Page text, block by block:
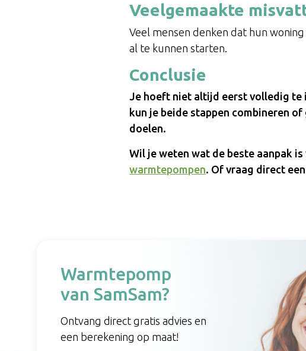
Veelgemaakte
Veel mensen denken dat hun
al te kunnen starten.
Conclusie
Je hoeft niet altijd eerst volledig te
kun je beide stappen combineren
doelen.
Wil je weten wat de beste aanpak
warmtepompen. Of vraag direct
Warmtepomp
van SamSam?
Ontvang direct gratis advies en
een berekening op maat!